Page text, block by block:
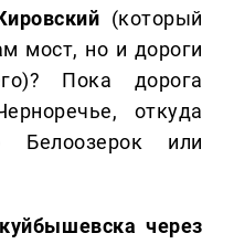
(который
мост, но и дороги
Пока дорога
откуда
или
через